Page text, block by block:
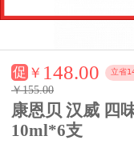
促 ￥ 148.00 立省
￥155.00
康恩贝 汉威 四
10ml*6支